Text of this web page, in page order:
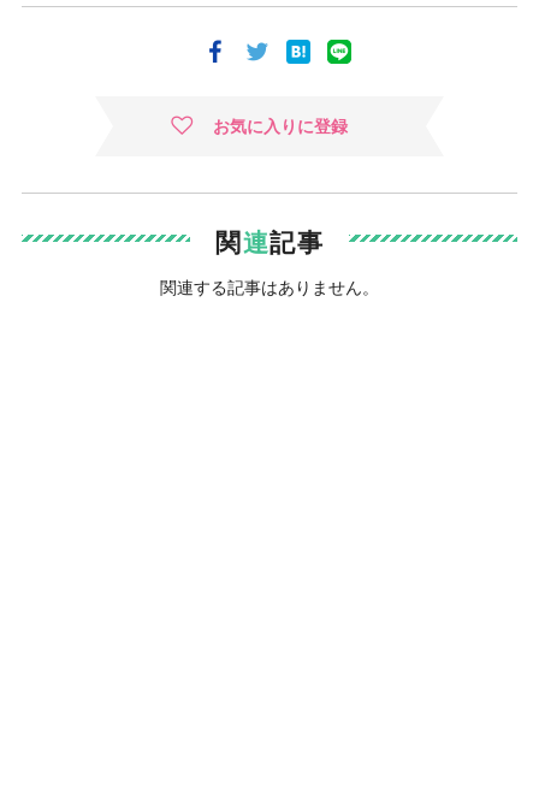
お気に入りに登録
関連記事
関連する記事はありません。